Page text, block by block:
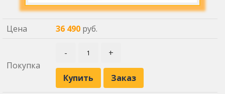
Цена 36 490 руб.
Покупка
- +
Купить Заказ